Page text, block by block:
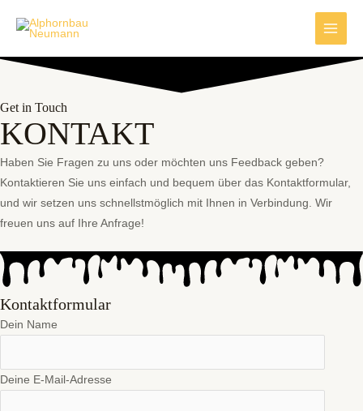
Inhalt
Main
Menu
Get in Touch
KONTAKT
Haben Sie Fragen zu uns oder möchten uns Feedback geben?
Kontaktieren Sie uns einfach und bequem über das Kontaktformular,
und wir setzen uns schnellstmöglich mit Ihnen in Verbindung. Wir
freuen uns auf Ihre Anfrage!
Kontaktformular
Dein Name
Deine E-Mail-Adresse